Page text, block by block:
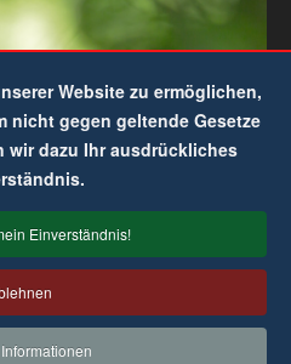
Website zu ermöglichen,
nicht gegen geltende Gesetze
wir dazu Ihr ausdrückliches
Einverständnis!